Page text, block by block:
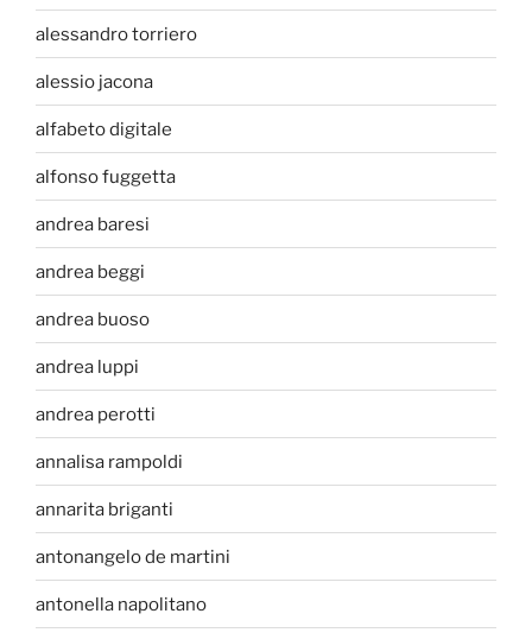
alessandro torriero
alessio jacona
alfabeto digitale
alfonso fuggetta
andrea baresi
andrea beggi
andrea buoso
andrea luppi
andrea perotti
annalisa rampoldi
annarita briganti
antonangelo de martini
antonella napolitano